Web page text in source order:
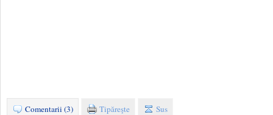
Comentarii (3) Tipăreşte Sus